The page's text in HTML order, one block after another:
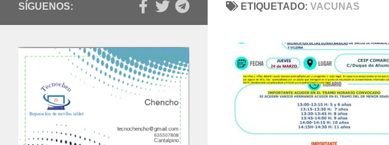
ETIQUETADO: VACUNAS
SÍGUENOS: